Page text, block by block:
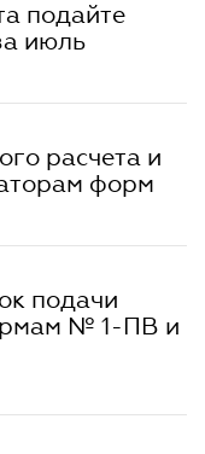
подайте
июль
расчета и
форм
подачи
№ 1-ПВ и